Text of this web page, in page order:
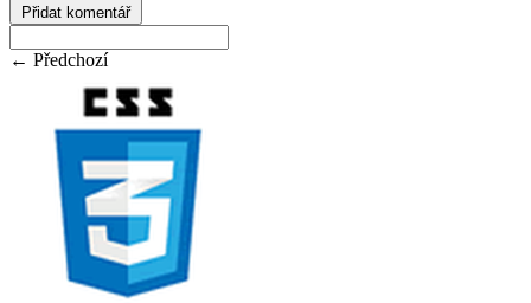
Přidat komentář
← Předchozí